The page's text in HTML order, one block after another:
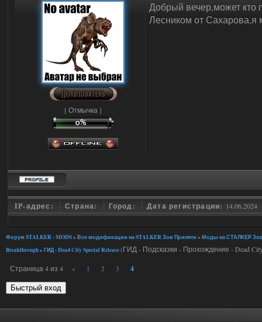
[ Отмычка ]
Добрый вечер,может кто
Лесником от Сахарова,я
IP-адрес: Страна: Город: Дата регистрации: 14.06.2024
Форум STALKER - MODS» Все модификации на STALKER Зов Припяти » Моды на СТАЛКЕР
Breakthrough» ГИД - Dead City Special Release(ГИД - Подсказки - Прохождение - Dead City
Страница 4 из 4 « 1 2 3 4